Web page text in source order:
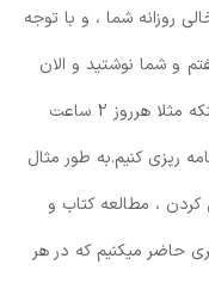
شما ، و با توجه
و شما نوشتید و الان
برای برنامه ریزی حاضر هستید ، و با تصور اینکه مثلا هرروز 2 ساعت
ریزی کنیم.به طور مثال
، مطالعه کتاب و
حاضر میکنیم که در هر